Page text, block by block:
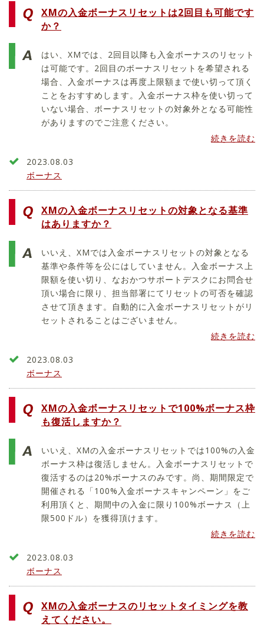
XMの入金ボーナスリセットは2回目も可能です
か？
はい、XMでは、2回目以降も入金ボーナスのリセット
は可能です。2回目のボーナスリセットを希望される
場合、入金ボーナスは再度上限額まで使い切って頂く
ことをおすすめします。入金ボーナス枠を使い切って
いない場合、ボーナスリセットの対象外となる可能性
がありますのでご注意ください。
続きを読む
2023.08.03
ボーナス
XMの入金ボーナスリセットの対象となる基準
はありますか？
いいえ、XMでは入金ボーナスリセットの対象となる
基準や条件等を公にはしていません。入金ボーナス上
限額を使い切り、なおかつサポートデスクにお問合せ
頂い場合に限り、担当部署にてリセットの可否を確認
させて頂きます。自動的に入金ボーナスリセットがリ
セットされることはございません。
続きを読む
2023.08.03
ボーナス
XMの入金ボーナスリセットで100%ボーナス枠
も復活しますか？
いいえ、XMの入金ボーナスリセットでは100%の入金
ボーナス枠は復活しません。入金ボーナスリセットで
復活するのは20%ボーナスのみです。尚、期間限定で
開催される「100%入金ボーナスキャンペーン」をご
利用頂くと、期間中の入金に限り100%ボーナス（上
限500ドル）を獲得頂けます。
続きを読む
2023.08.03
ボーナス
XMの入金ボーナスのリセットタイミングを教
えてください。